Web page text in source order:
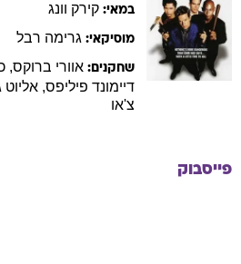
במאי: קירק וונג
מוסיקאי: גרימה רבל
שחקנים: אוורי ברוקס,
דיימונד פיליפס, אליוט
צ'או
פייסבוק